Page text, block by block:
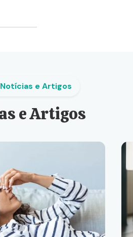
e Artigos
e Artigos